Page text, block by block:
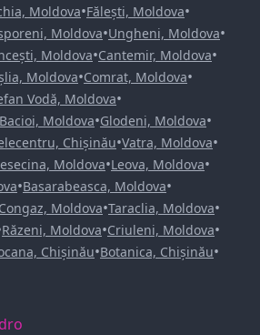
Moldova•Fălești, Moldova•
Moldova•Ungheni, Moldova•
Moldova•Cantemir, Moldova•
Moldova•Comrat, Moldova•
Vodă, Moldova•
Bacioi, Moldova•Glodeni, Moldova•
Chișinău•Vatra, Moldova•
Moldova•Leova, Moldova•
•Basarabeasca, Moldova•
Congaz, Moldova•Taraclia, Moldova•
Răzeni, Moldova•Criuleni, Moldova•
Chișinău•Botanica, Chișinău•